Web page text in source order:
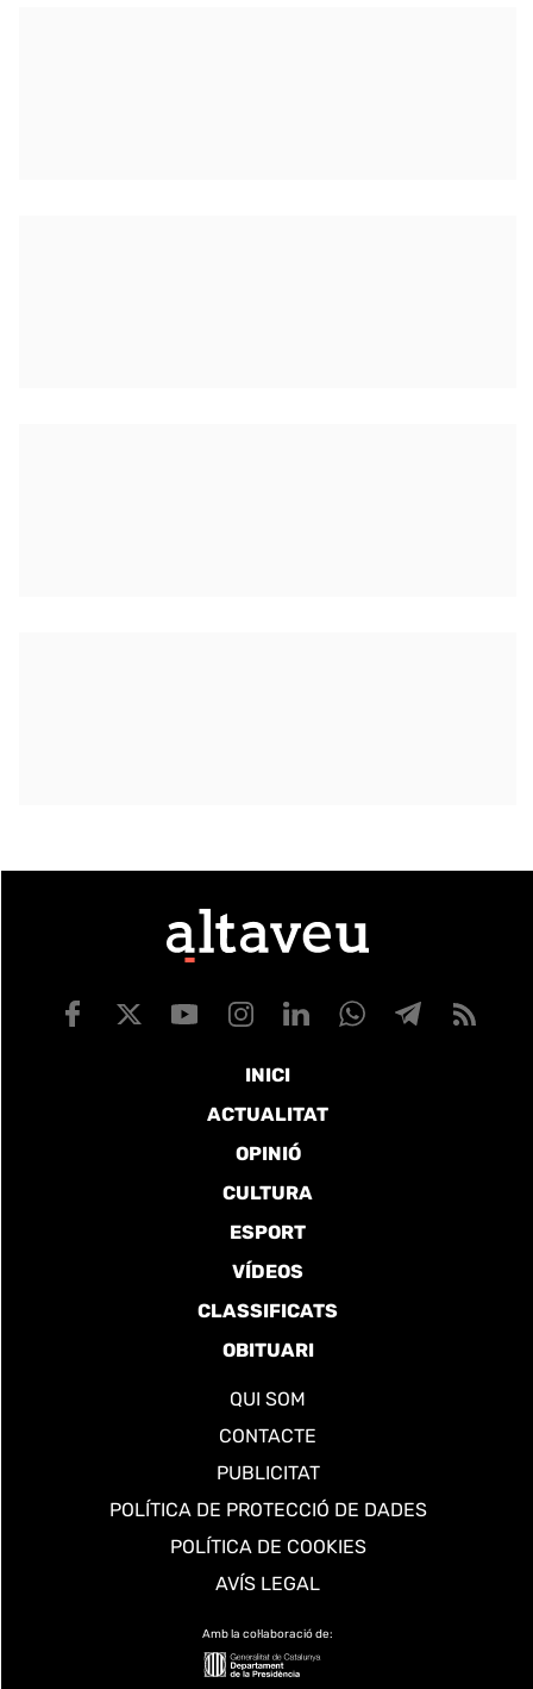
INICI
ACTUALITAT
OPINIÓ
CULTURA
ESPORT
VÍDEOS
CLASSIFICATS
OBITUARI
QUI SOM
CONTACTE
PUBLICITAT
POLÍTICA DE PROTECCIÓ DE DADES
POLÍTICA DE COOKIES
AVÍS LEGAL
Amb la col·laboració de: